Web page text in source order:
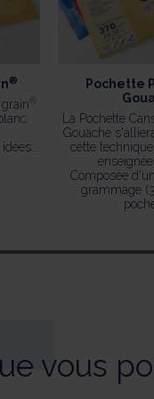
®
grain ®
Pochette
La Pochette
Gouache
cette
Composée
grammage
vous